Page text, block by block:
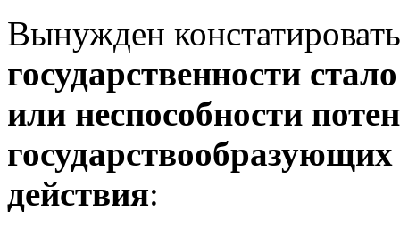
Вынужден
государственности
или неспособности
действия: